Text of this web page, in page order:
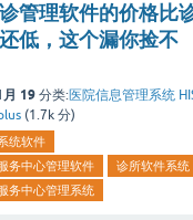
管理软件的价格比
低，这个漏你捡不
月 19 分类:医院信息管理系统
(1.7k 分)
统软件
务中心管理软件
诊所软件系统
务中心管理系统